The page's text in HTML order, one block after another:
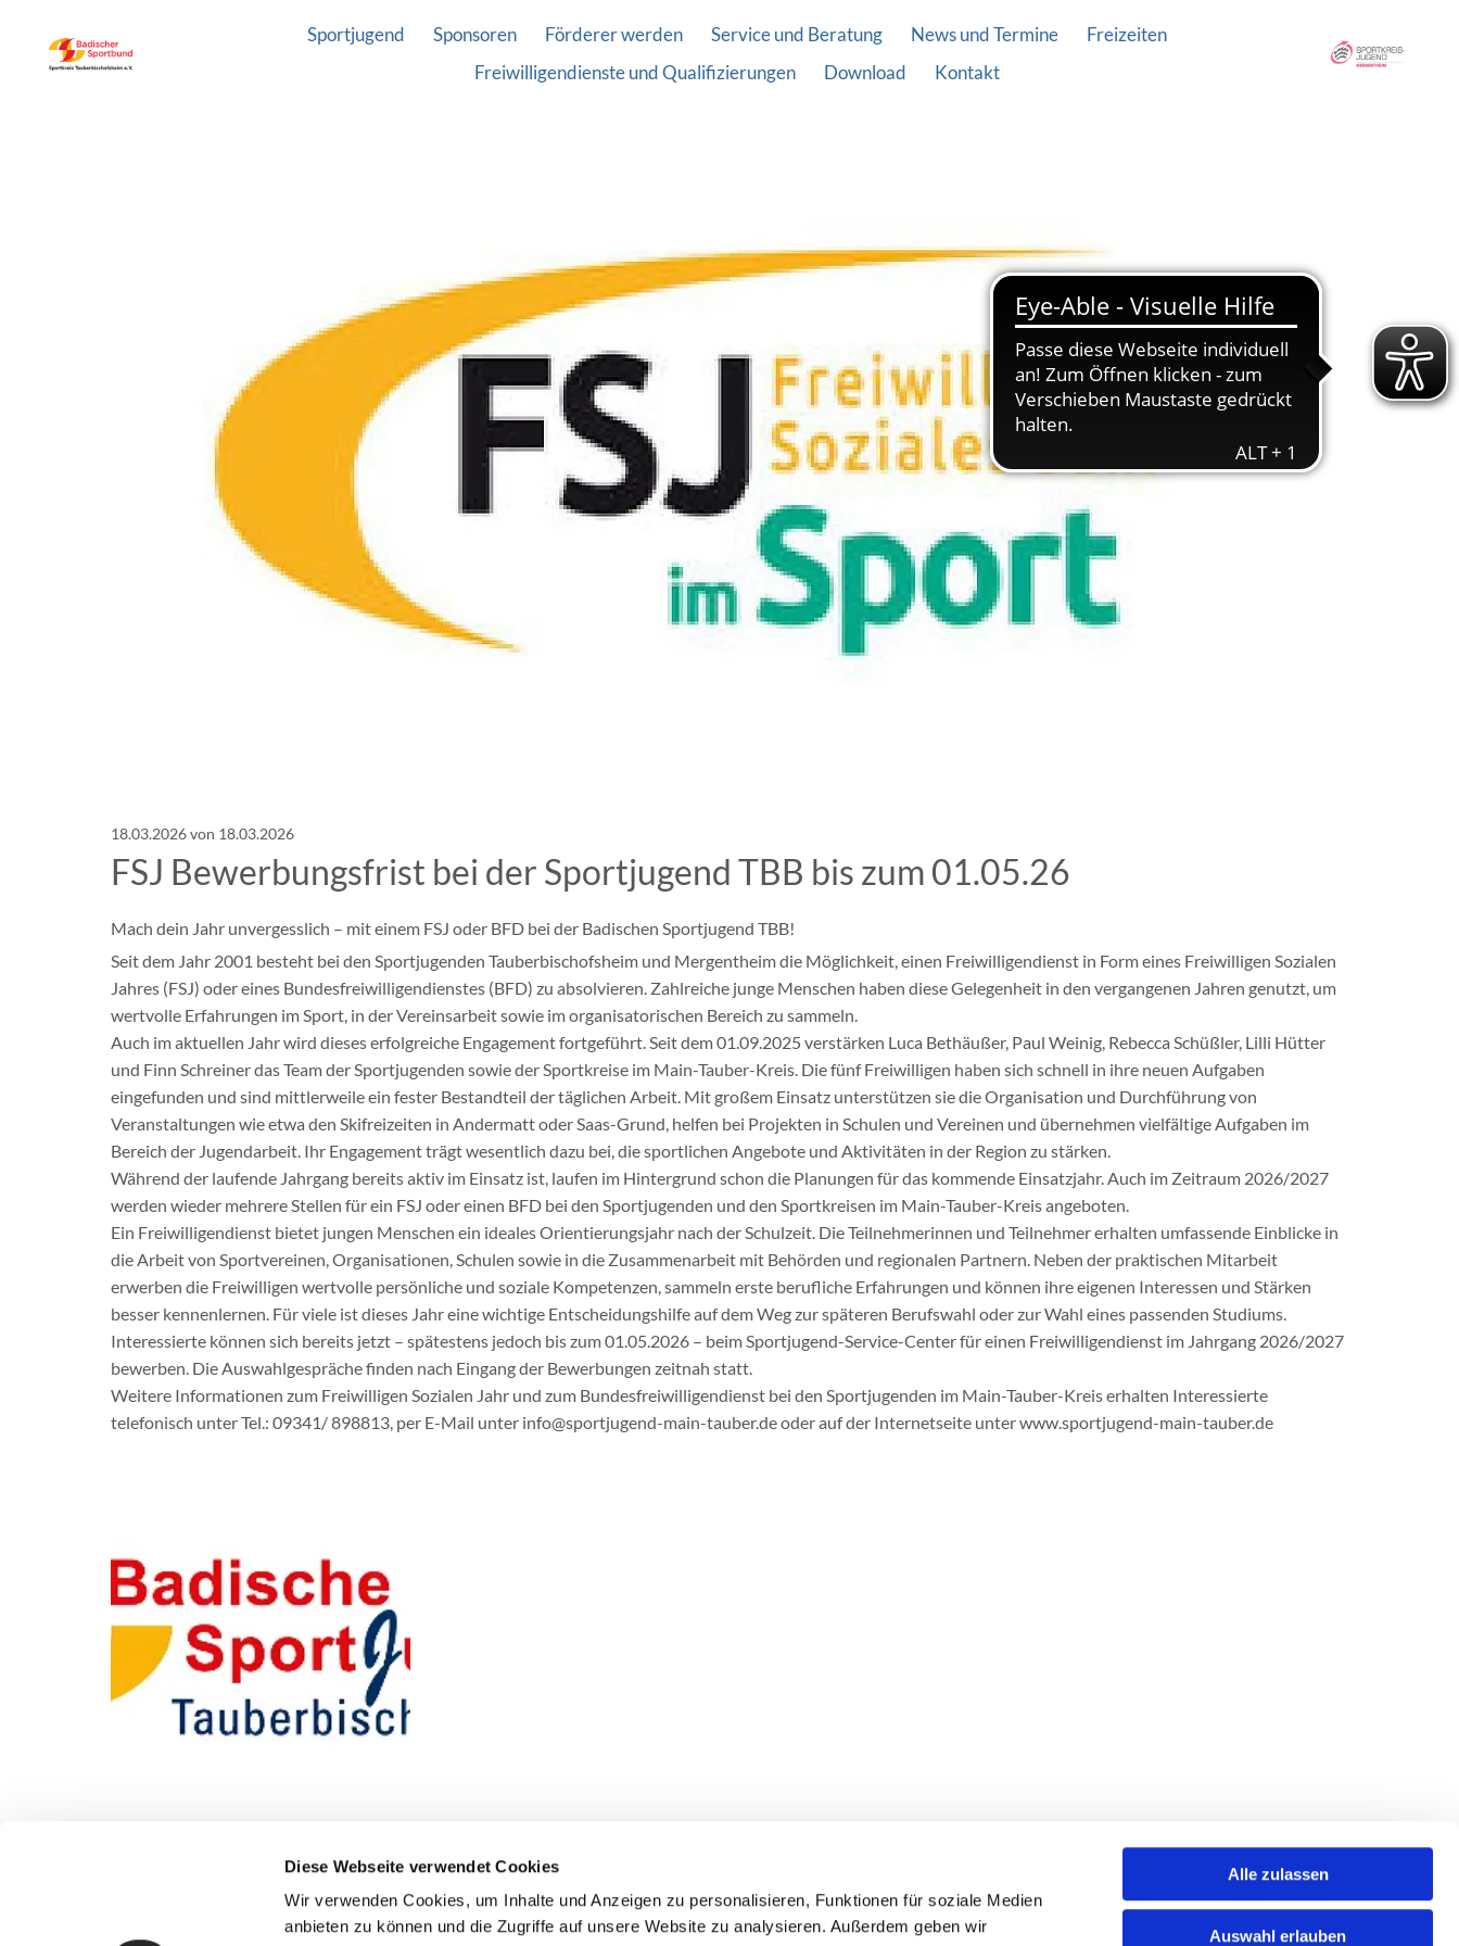
Diese Webseite verwendet Cookies
Wir verwenden Cookies, um Inhalte und Anzeigen zu personalisieren, Funktionen für soziale Medien
anbieten zu können und die Zugriffe auf unsere Website zu analysieren. Außerdem geben wir
Alle zulassen
Auswahl erlauben
Sportjugend Sponsoren Förderer werden Service und Beratung News und Termine
Freizeiten
Freiwilligendienste und Qualifizierungen
Download Kontakt
18.03.2026von 18.03.2026
FSJ Bewerbungsfrist bei der Sportjugend TBB bis zum 01.05.26
Mach dein Jahr unvergesslich – mit einem FSJ oder BFD bei der Badischen Sportjugend TBB!
Seit dem Jahr 2001 besteht bei den Sportjugenden Tauberbischofsheim und Mergentheim die Möglichkeit, einen Freiwilligendienst in Form eines Freiwilligen Sozialen
Jahres (FSJ) oder eines Bundesfreiwilligendienstes (BFD) zu absolvieren. Zahlreiche junge Menschen haben diese Gelegenheit in den vergangenen Jahren genutzt, um
wertvolle Erfahrungen im Sport, in der Vereinsarbeit sowie im organisatorischen Bereich zu sammeln.
Auch im aktuellen Jahr wird dieses erfolgreiche Engagement fortgeführt. Seit dem 01.09.2025 verstärken Luca Bethäußer, Paul Weinig, Rebecca Schüßler, Lilli Hütter
und Finn Schreiner das Team der Sportjugenden sowie der Sportkreise im Main-Tauber-Kreis. Die fünf Freiwilligen haben sich schnell in ihre neuen Aufgaben
eingefunden und sind mittlerweile ein fester Bestandteil der täglichen Arbeit. Mit großem Einsatz unterstützen sie die Organisation und Durchführung von
Veranstaltungen wie etwa den Skifreizeiten in Andermatt oder Saas-Grund, helfen bei Projekten in Schulen und Vereinen und übernehmen vielfältige Aufgaben im
Bereich der Jugendarbeit. Ihr Engagement trägt wesentlich dazu bei, die sportlichen Angebote und Aktivitäten in der Region zu stärken.
Während der laufende Jahrgang bereits aktiv im Einsatz ist, laufen im Hintergrund schon die Planungen für das kommende Einsatzjahr. Auch im Zeitraum 2026/2027
werden wieder mehrere Stellen für ein FSJ oder einen BFD bei den Sportjugenden und den Sportkreisen im Main-Tauber-Kreis angeboten.
Ein Freiwilligendienst bietet jungen Menschen ein ideales Orientierungsjahr nach der Schulzeit. Die Teilnehmerinnen und Teilnehmer erhalten umfassende Einblicke in
die Arbeit von Sportvereinen, Organisationen, Schulen sowie in die Zusammenarbeit mit Behörden und regionalen Partnern. Neben der praktischen Mitarbeit
erwerben die Freiwilligen wertvolle persönliche und soziale Kompetenzen, sammeln erste berufliche Erfahrungen und können ihre eigenen Interessen und Stärken
besser kennenlernen. Für viele ist dieses Jahr eine wichtige Entscheidungshilfe auf dem Weg zur späteren Berufswahl oder zur Wahl eines passenden Studiums.
Interessierte können sich bereits jetzt – spätestens jedoch bis zum 01.05.2026 – beim Sportjugend-Service-Center für einen Freiwilligendienst im Jahrgang 2026/2027
bewerben. Die Auswahlgespräche finden nach Eingang der Bewerbungen zeitnah statt.
Weitere Informationen zum Freiwilligen Sozialen Jahr und zum Bundesfreiwilligendienst bei den Sportjugenden im Main-Tauber-Kreis erhalten Interessierte
telefonisch unter Tel.: 09341/ 898813, per E-Mail unter info@sportjugend-main-tauber.de oder auf der Internetseite unter www.sportjugend-main-tauber.de